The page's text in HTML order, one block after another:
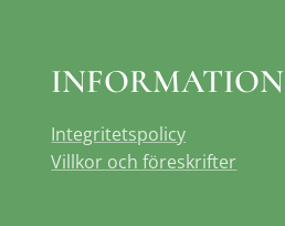
INFORMATION
Integritetspolicy
Villkor och föreskrifter